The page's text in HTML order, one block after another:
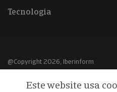
Tecnologia
@Copyright 2026, Iberinform
Aviso legalEste website usa